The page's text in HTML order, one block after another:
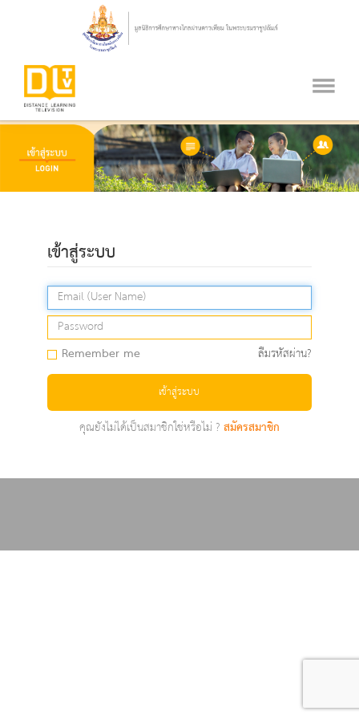
เข้าสู่ระบบ
Remember me ลืมรหัสผ่าน?
เข้าสู่ระบบ
คุณยังไม่ได้เป็นสมาชิกใช่หรือไม่ ?สมัครสมาชิก